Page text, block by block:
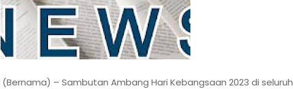
(Bernama) – Sambutan Ambang Hari Kebangsaan 2023 di seluruh